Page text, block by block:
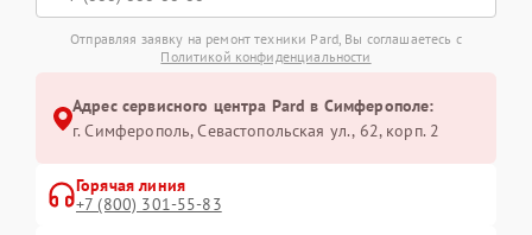
Отправляя заявку на ремонт техники Pard, Вы соглашаетесь с
Политикой конфиденциальности
Адрес сервисного центра Pard в Симферополе:
г. Симферополь, Севастопольская ул., 62, корп. 2
Горячая линия
+7 (800) 301-55-83